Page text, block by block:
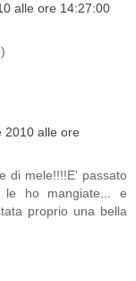
alle ore 14:27:00
2010 alle ore
di mele!!!!E' passato
le ho mangiate... e
proprio una bella